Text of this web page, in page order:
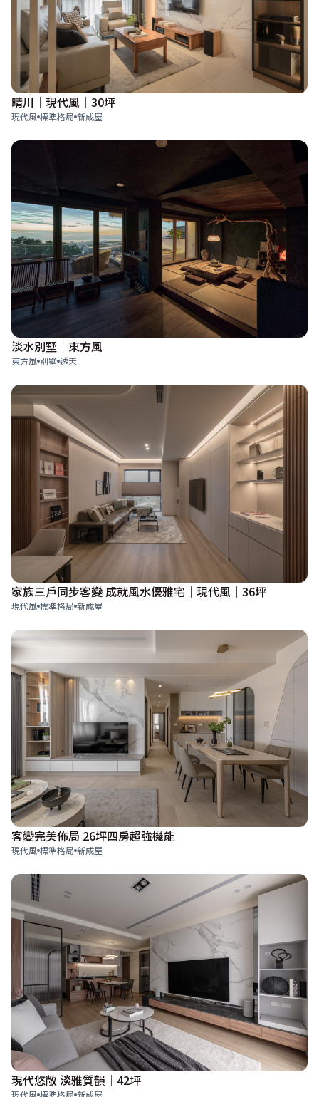
晴川│現代風│30坪
現代風 標準格局 新成屋
淡水別墅｜東方風
東方風 別墅 透天
家族三戶同步客變 成就風水優雅宅｜現代風｜36坪
現代風 標準格局 新成屋
客變完美佈局 26坪四房超強機能
現代風 標準格局 新成屋
現代悠敞 淡雅質韻│42坪